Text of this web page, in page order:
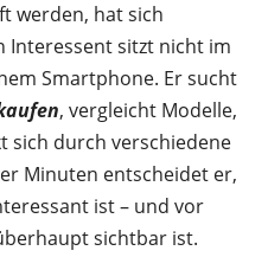
werden, hat sich
Interessent sitzt nicht im
Smartphone. Er sucht
, vergleicht Modelle,
sich durch verschiedene
Minuten entscheidet er,
ist – und vor
sichtbar ist.